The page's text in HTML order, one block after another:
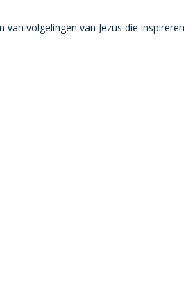
van volgelingen van Jezus die inspireren